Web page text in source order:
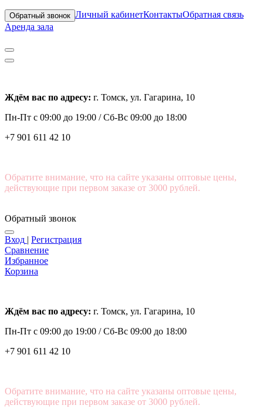
Обратный звонок Личный кабинетКонтактыОбратная связь
Аренда зала
Ждём вас по адресу: г. Томск, ул. Гагарина, 10
Пн-Пт с 09:00 до 19:00 /Сб-Вс 09:00 до 18:00
+7 901 611 42 10
Обратите внимание, что на сайте указаны оптовые цены,
действующие при первом заказе от 3000 рублей.
Обратный звонок
Вход | Регистрация
Сравнение
Избранное
Корзина
Ждём вас по адресу: г. Томск, ул. Гагарина, 10
Пн-Пт с 09:00 до 19:00 /Сб-Вс 09:00 до 18:00
+7 901 611 42 10
Обратите внимание, что на сайте указаны оптовые цены,
действующие при первом заказе от 3000 рублей.